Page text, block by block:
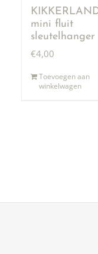
mini fluit
sleutelhanger
€4,00
Toevoegen aan
winkelwagen